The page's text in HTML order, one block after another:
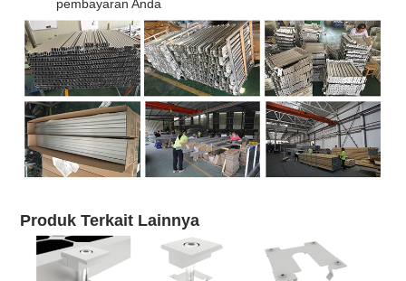
pembayaran Anda
Produk Terkait Lainnya